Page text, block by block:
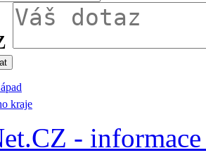
kraje
-